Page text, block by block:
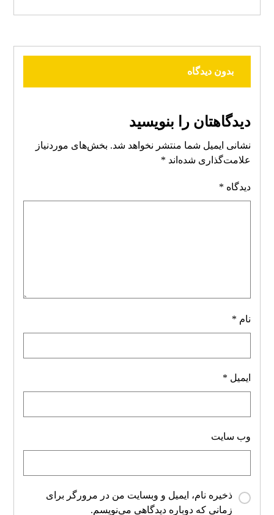
بدون دیدگاه
دیدگاهتان را بنویسید
نشانی ایمیل شما منتشر نخواهد شد. بخش‌های موردنیاز
علامت‌گذاری شده‌اند *
دیدگاه *
نام *
ایمیل *
وب‌ سایت
ذخیره نام، ایمیل و وبسایت من در مرورگر برای
زمانی که دوباره دیدگاهی می‌نویسم.